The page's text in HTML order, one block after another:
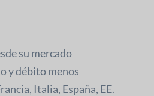
su mercado
y débito menos
Italia, España, EE.